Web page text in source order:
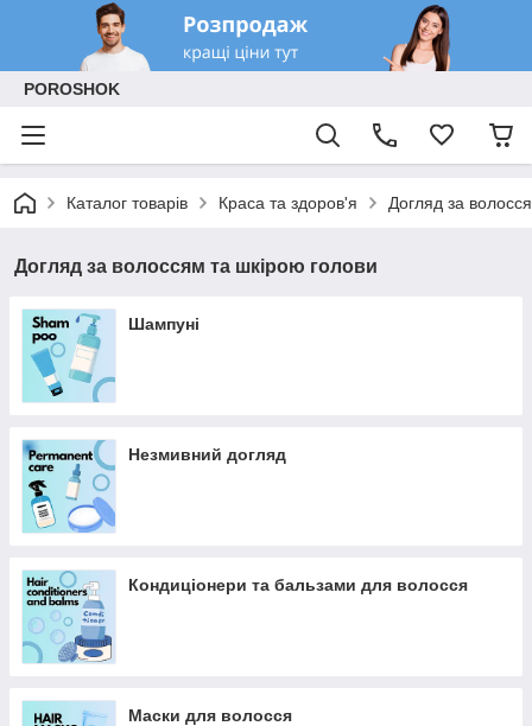
POROSHOK
Каталог товарів Краса та здоров'я Догляд за
Догляд за волоссям та шкірою голови
Шампуні
Незмивний догляд
Кондиціонери та бальзами для волосся
Маски для волосся